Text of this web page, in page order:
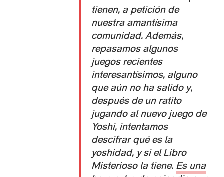
tienen, a petición de
nuestra amantísima
comunidad. Además,
repasamos algunos
juegos recientes
interesantísimos, alguno
que aún no ha salido y,
después de un ratito
jugando al nuevo juego de
Yoshi, intentamos
descifrar qué es la
yoshidad, y si el Libro
Misterioso la tiene. Es una